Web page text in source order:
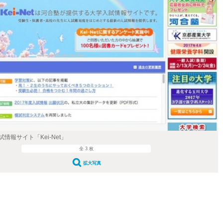
情報サイト「Kei-Net」
全 3 枚
拡大写真